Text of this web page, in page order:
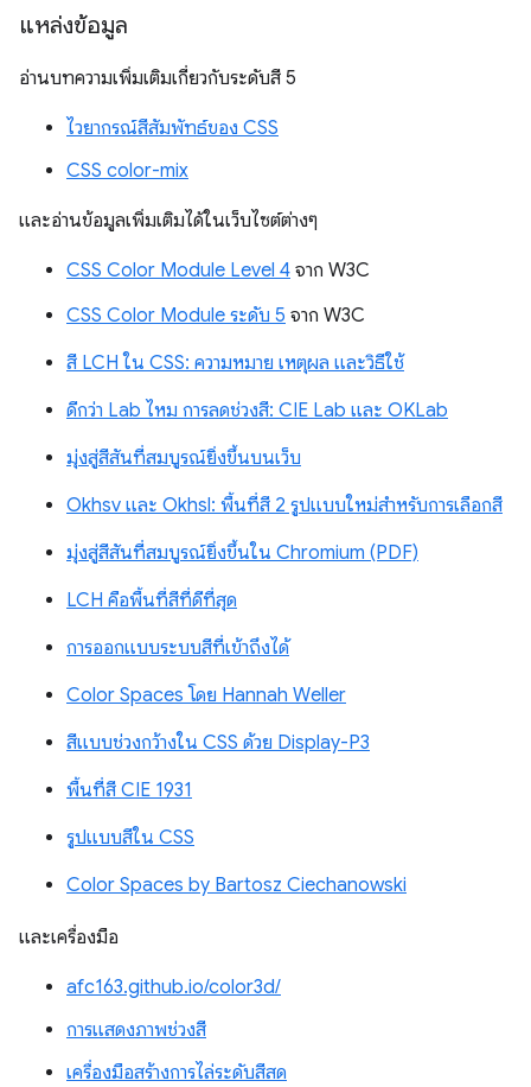
แหล่งข้อมูล
อ่านบทความเพิ่มเติมเกี่ยวกับระดับสี 5
ไวยากรณ์สีสัมพัทธ์ของ CSS
CSS color-mix
และอ่านข้อมูลเพิ่มเติมได้ในเว็บไซต์ต่างๆ
CSS Color Module Level 4 จาก W3C
CSS Color Module ระดับ 5 จาก W3C
สี LCH ใน CSS: ความหมาย เหตุผล และวิธีใช้
ดีกว่า Lab ไหม การลดช่วงสี: CIE Lab และ OKLab
มุ่งสู่สีสันที่สมบูรณ์ยิ่งขึ้นบนเว็บ
Okhsv และ Okhsl: พื้นที่สี 2 รูปแบบใหม่สำหรับการเลือกสี
มุ่งสู่สีสันที่สมบูรณ์ยิ่งขึ้นใน Chromium (PDF)
LCH คือพื้นที่สีที่ดีที่สุด
การออกแบบระบบสีที่เข้าถึงได้
Color Spaces โดย Hannah Weller
สีแบบช่วงกว้างใน CSS ด้วย Display-P3
พื้นที่สี CIE 1931
รูปแบบสีใน CSS
Color Spaces by Bartosz Ciechanowski
และเครื่องมือ
afc163.github.io/color3d/
การแสดงภาพช่วงสี
เครื่องมือสร้างการไล่ระดับสีสด